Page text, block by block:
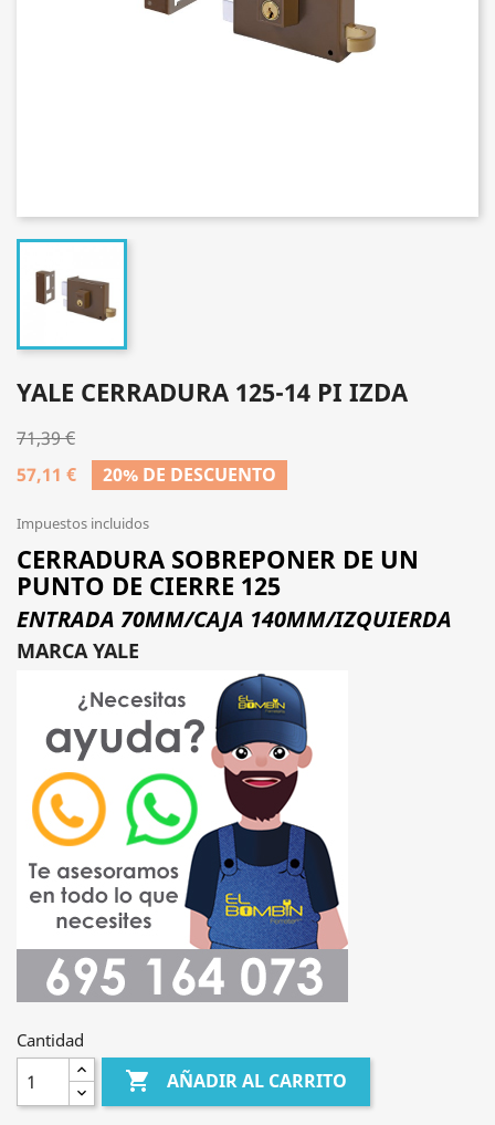
YALE CERRADURA 125-14 PI IZDA
71,39 €
57,11 €
20% DE DESCUENTO
Impuestos incluidos
CERRADURA SOBREPONER DE UN
PUNTO DE CIERRE 125
ENTRADA 70MM/CAJA 140MM/IZQUIERDA
MARCA YALE
Cantidad
 AÑADIR AL CARRITO